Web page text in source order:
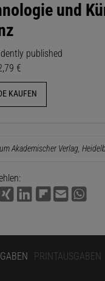
und
published
€
KAUFEN
Akademischer Verlag,
PRINTAUSGABEN